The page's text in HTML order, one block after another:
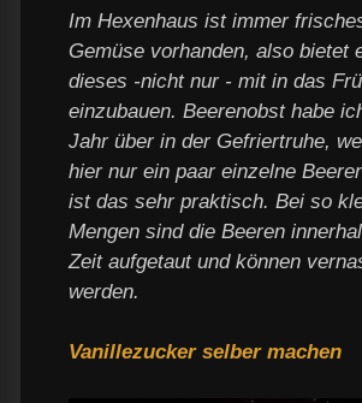
Im Hexenhaus ist immer
Gemüse vorhanden, also bietet
dieses -nicht nur - mit in das
einzubauen. Beerenobst habe
Jahr über in der Gefriertruhe,
hier nur ein paar einzelne
ist das sehr praktisch. Bei so
Mengen sind die Beeren
Zeit aufgetaut und können
werden.
Vanillezucker selber machen